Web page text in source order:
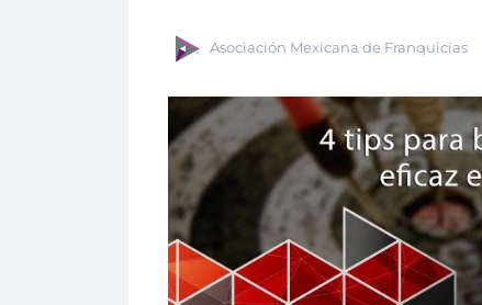
Asociación Mexicana de Franquicias